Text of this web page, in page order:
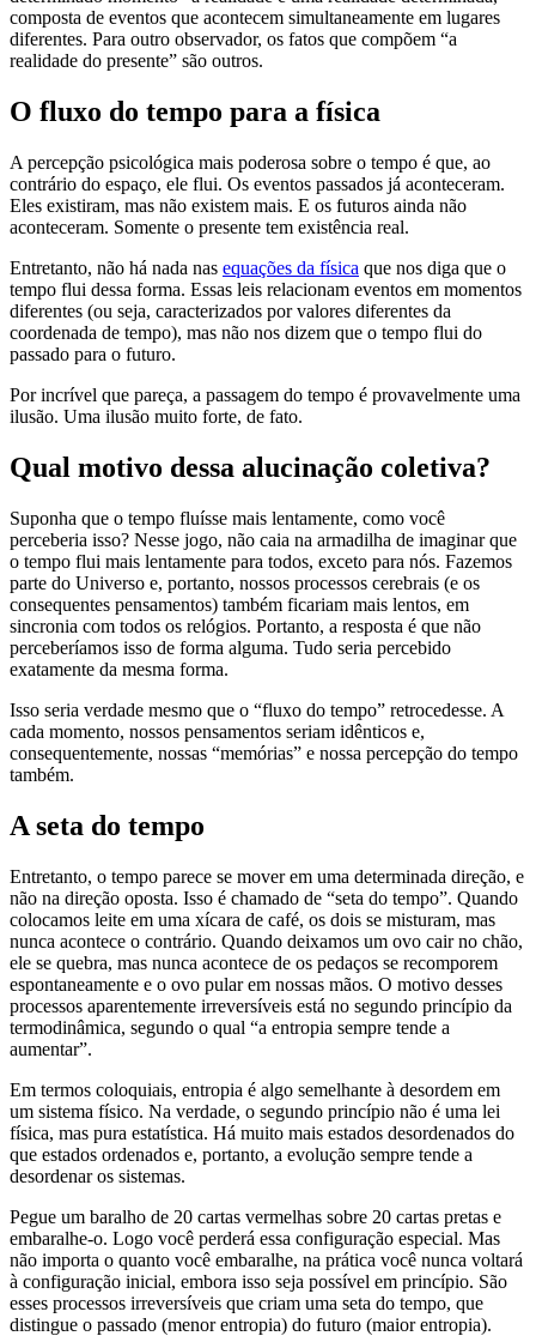
composta de eventos que acontecem simultaneamente em lugares
diferentes. Para outro observador, os fatos que compõem “a
realidade do presente” são outros.
O fluxo do tempo para a física
A percepção psicológica mais poderosa sobre o tempo é que, ao
contrário do espaço, ele flui. Os eventos passados já aconteceram.
Eles existiram, mas não existem mais. E os futuros ainda não
aconteceram. Somente o presente tem existência real.
Entretanto, não há nada nas equações da física que nos diga que o
tempo flui dessa forma. Essas leis relacionam eventos em momentos
diferentes (ou seja, caracterizados por valores diferentes da
coordenada de tempo), mas não nos dizem que o tempo flui do
passado para o futuro.
Por incrível que pareça, a passagem do tempo é provavelmente uma
ilusão. Uma ilusão muito forte, de fato.
Qual motivo dessa alucinação coletiva?
Suponha que o tempo fluísse mais lentamente, como você
perceberia isso? Nesse jogo, não caia na armadilha de imaginar que
o tempo flui mais lentamente para todos, exceto para nós. Fazemos
parte do Universo e, portanto, nossos processos cerebrais (e os
consequentes pensamentos) também ficariam mais lentos, em
sincronia com todos os relógios. Portanto, a resposta é que não
perceberíamos isso de forma alguma. Tudo seria percebido
exatamente da mesma forma.
Isso seria verdade mesmo que o “fluxo do tempo” retrocedesse. A
cada momento, nossos pensamentos seriam idênticos e,
consequentemente, nossas “memórias” e nossa percepção do tempo
também.
A seta do tempo
Entretanto, o tempo parece se mover em uma determinada direção, e
não na direção oposta. Isso é chamado de “seta do tempo”. Quando
colocamos leite em uma xícara de café, os dois se misturam, mas
nunca acontece o contrário. Quando deixamos um ovo cair no chão,
ele se quebra, mas nunca acontece de os pedaços se recomporem
espontaneamente e o ovo pular em nossas mãos. O motivo desses
processos aparentemente irreversíveis está no segundo princípio da
termodinâmica, segundo o qual “a entropia sempre tende a
aumentar”.
Em termos coloquiais, entropia é algo semelhante à desordem em
um sistema físico. Na verdade, o segundo princípio não é uma lei
física, mas pura estatística. Há muito mais estados desordenados do
que estados ordenados e, portanto, a evolução sempre tende a
desordenar os sistemas.
Pegue um baralho de 20 cartas vermelhas sobre 20 cartas pretas e
embaralhe-o. Logo você perderá essa configuração especial. Mas
não importa o quanto você embaralhe, na prática você nunca voltará
à configuração inicial, embora isso seja possível em princípio. São
esses processos irreversíveis que criam uma seta do tempo, que
distingue o passado (menor entropia) do futuro (maior entropia).